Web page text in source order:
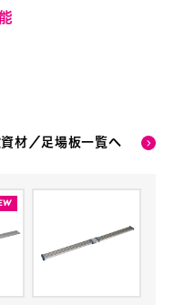
材／足場板一覧へ